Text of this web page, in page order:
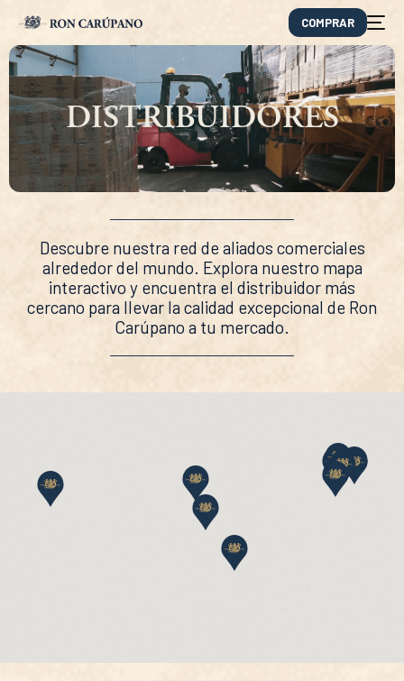
COMPRAR
DISTRIBUIDORES
Descubre nuestra red de aliados comerciales
alrededor del mundo. Explora nuestro mapa
interactivo y encuentra el distribuidor más
cercano para llevar la calidad excepcional de Ron
Carúpano a tu mercado.
EN